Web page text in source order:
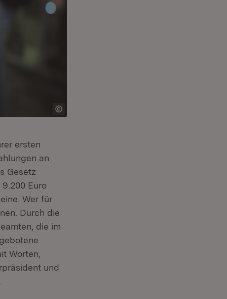
neuem Fenster)
ersten
an
Gesetz
Euro
Wer für
Durch die
die im
Worten,
und